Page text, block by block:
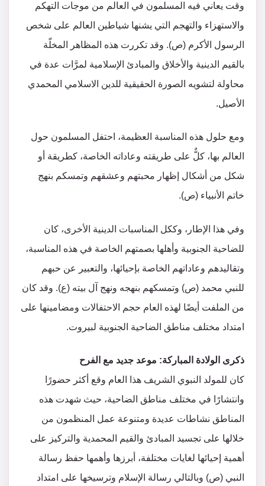
وقت يعاني فيه المسلمون في العالم من موجات التهكم
والاستهزاء والتهجم التي يشنها شياطين العالم على شخص
الرسول الأكرم (ص). وقد تكررت هذه المظاهر المخلّة
بالقيم الدينية والأخلاق والمبادئ الإسلامية لمرَّات عدة في
محاولة لتشويه الصورة الحقيقية للدين الاسلامي المحمدي
الأصيل.
ومع حلول هذه المناسبة العظيمة، احتفل المسلمون حول
العالم بها، كلٌّ على طريقته وعاداته الخاصة، كطريقة أو
شكل من أشكال إظهار محبتهم وعشقهم وتمسكم بنهج
خاتم الأنبياء (ص).
وفي هذا الإطار، وككل المناسبات الدينية الأخرى، كان
للضاحية الجنوبية وأهلها بصمتهم الخاصة في هذه المناسبة،
وتقاليدهم وعاداتهم الخاصة بإحيائها، والتعبير عن حبهم
للنبي محمد (ص) وتمسكهم بنهجه ونهج آل بيته (ع). وقد كان
من الملفت أيضًا لهذه العام حجم الاحتفالات ومضامينها على
امتداد مختلف مناطق الضاحية الجنوبية لبيروت.
ذكرى الولادة المباركة: موعد جديد مع الفرح
كان للمولد النبوي الشريف هذا العام وقع أكثر حضورًا
وانتشارًا في مختلف مناطق الضاحية، حيث شهدت هذه
المناطق نشاطات عديدة ومتنوعة عمل المنظمون من
خلالها على تجسيد المبادئ والقيم المحمدية والتركيز على
أهمية إحيائها لغايات مختلفة، أبرزها وأهمها حفظ رسالة
النبي (ص) وبالتالي رسالة الإسلام وترسيخها على امتداد